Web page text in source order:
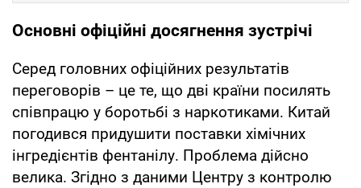
Основні офіційні досягнення зустрічі
Серед головних офіційних результатів
переговорів – це те, що дві країни посилять
співпрацю у боротьбі з наркотиками. Китай
погодився придушити поставки хімічних
інгредієнтів фентанілу. Проблема дійсно
велика. Згідно з даними Центру з контролю